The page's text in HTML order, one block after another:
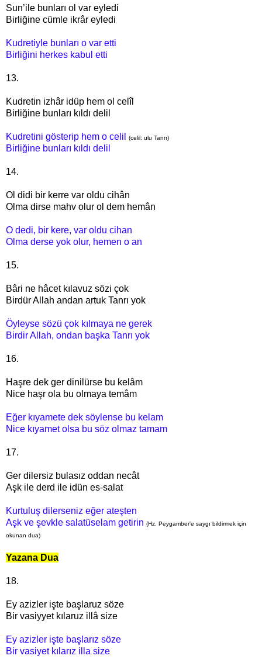
Sun’ile bunları ol var eyledi
Birliğine cümle ikrâr eyledi
Kudretiyle bunları o var etti
Birliğini herkes kabul etti
13.
Kudretin izhâr idüp hem ol celîl
Birliğine bunları kıldı delil
Kudretini gösterip hem o celil (celil: ulu Tanrı)
Birliğine bunları kıldı delil
14.
Ol didi bir kerre var oldu cihân
Olma dirse mahv olur ol dem hemân
O dedi, bir kere, var oldu cihan
Olma derse yok olur, hemen o an
15.
Bâri ne hâcet kılavuz sözi çok
Birdür Allah andan artuk Tanrı yok
Öyleyse sözü çok kılmaya ne gerek
Birdir Allah, ondan başka Tanrı yok
16.
Haşre dek ger dinilürse bu kelâm
Nice haşr ola bu olmaya temâm
Eğer kıyamete dek söylense bu kelam
Nice kıyamet olsa bu söz olmaz tamam
17.
Ger dilersiz bulasız oddan necât
Aşk ile derd ile idün es-salat
Kurtuluş dilerseniz eğer ateşten
Aşk ve şevkle salatüselam getirin (Hz. Peygamber'e saygı bildirmek için
okunan dua)
Yazana Dua
18.
Ey azizler işte başlaruz söze
Bir vasiyyet kılaruz illâ size
Ey azizler işte başlarız söze
Bir vasiyet kılarız illa size